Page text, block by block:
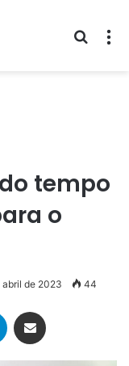
tempo
o
de 2023 44
Telegram